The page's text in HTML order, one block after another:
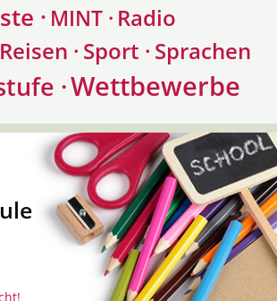
· MINT · Radio
Reisen · Sport · Sprachen
·Wettbewerbe